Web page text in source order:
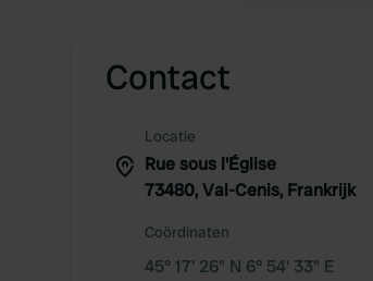
Contact
Locatie
Rue sous l'Église
73480, Val-Cenis, Frankrijk
Coördinaten
45° 17' 26" N 6° 54' 33" E